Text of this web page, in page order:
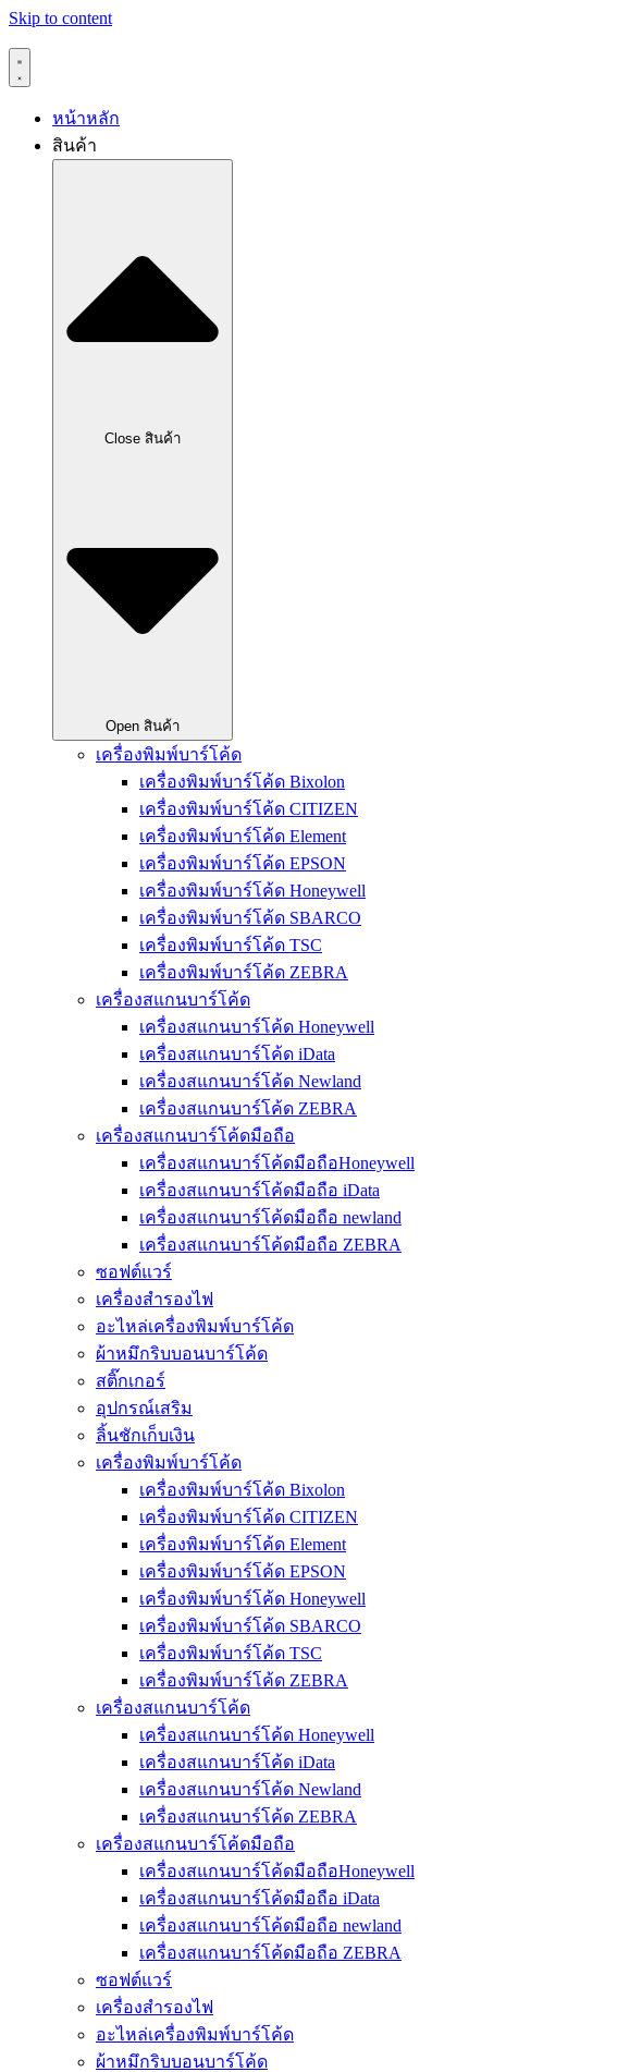
Skip to content
หน้าหลัก
สินค้า
Close สินค้า
Open สินค้า
เครื่องพิมพ์บาร์โค้ด
เครื่องพิมพ์บาร์โค้ด Bixolon
เครื่องพิมพ์บาร์โค้ด CITIZEN
เครื่องพิมพ์บาร์โค้ด Element
เครื่องพิมพ์บาร์โค้ด EPSON
เครื่องพิมพ์บาร์โค้ด Honeywell
เครื่องพิมพ์บาร์โค้ด SBARCO
เครื่องพิมพ์บาร์โค้ด TSC
เครื่องพิมพ์บาร์โค้ด ZEBRA
เครื่องสแกนบาร์โค้ด
เครื่องสแกนบาร์โค้ด Honeywell
เครื่องสแกนบาร์โค้ด iData
เครื่องสแกนบาร์โค้ด Newland
เครื่องสแกนบาร์โค้ด ZEBRA
เครื่องสแกนบาร์โค้ดมือถือ
เครื่องสแกนบาร์โค้ดมือถือHoneywell
เครื่องสแกนบาร์โค้ดมือถือ iData
เครื่องสแกนบาร์โค้ดมือถือ newland
เครื่องสแกนบาร์โค้ดมือถือ ZEBRA
ซอฟต์แวร์
เครื่องสำรองไฟ
อะไหล่เครื่องพิมพ์บาร์โค้ด
ผ้าหมึกริบบอนบาร์โค้ด
สติ๊กเกอร์
อุปกรณ์เสริม
ลิ้นชักเก็บเงิน
เครื่องพิมพ์บาร์โค้ด
เครื่องพิมพ์บาร์โค้ด Bixolon
เครื่องพิมพ์บาร์โค้ด CITIZEN
เครื่องพิมพ์บาร์โค้ด Element
เครื่องพิมพ์บาร์โค้ด EPSON
เครื่องพิมพ์บาร์โค้ด Honeywell
เครื่องพิมพ์บาร์โค้ด SBARCO
เครื่องพิมพ์บาร์โค้ด TSC
เครื่องพิมพ์บาร์โค้ด ZEBRA
เครื่องสแกนบาร์โค้ด
เครื่องสแกนบาร์โค้ด Honeywell
เครื่องสแกนบาร์โค้ด iData
เครื่องสแกนบาร์โค้ด Newland
เครื่องสแกนบาร์โค้ด ZEBRA
เครื่องสแกนบาร์โค้ดมือถือ
เครื่องสแกนบาร์โค้ดมือถือHoneywell
เครื่องสแกนบาร์โค้ดมือถือ iData
เครื่องสแกนบาร์โค้ดมือถือ newland
เครื่องสแกนบาร์โค้ดมือถือ ZEBRA
ซอฟต์แวร์
เครื่องสำรองไฟ
อะไหล่เครื่องพิมพ์บาร์โค้ด
ผ้าหมึกริบบอนบาร์โค้ด